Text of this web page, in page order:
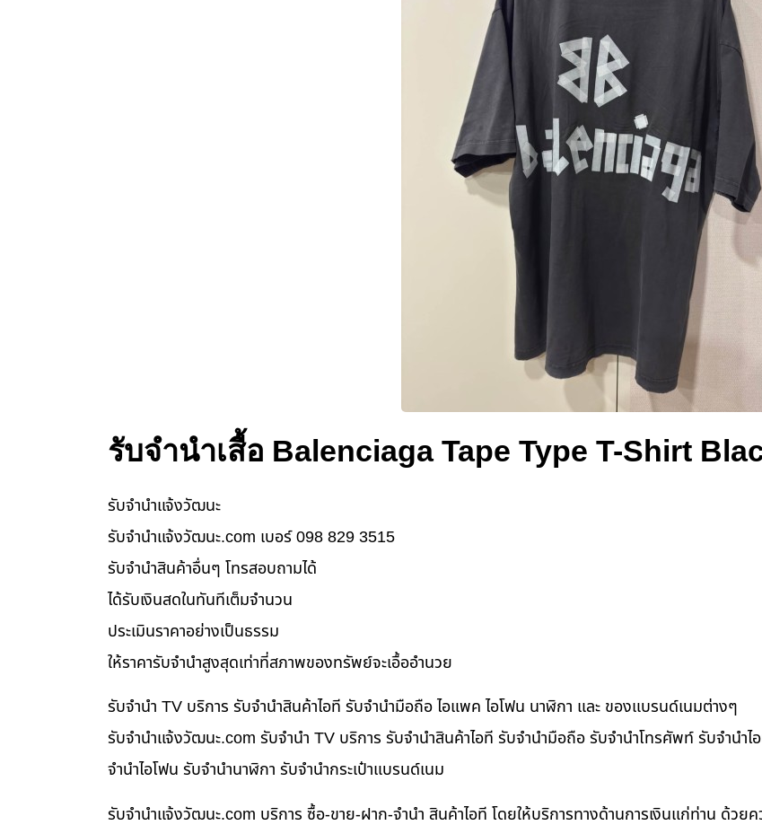
รับจำนำเสื้อ Balenciaga Tape Type T-Shirt
รับจํานําแจ้งวัฒนะ
รับจํานําแจ้งวัฒนะ.com เบอร์ 098 829 3515
รับจำนำสินค้าอื่นๆ โทรสอบถามได้
ได้รับเงินสดในทันทีเต็มจำนวน
ประเมินราคาอย่างเป็นธรรม
ให้ราคารับจำนำสูงสุดเท่าที่สภาพของทรัพย์จะเอื้ออำนวย
รับจำนำ TV บริการ รับจำนำสินค้าไอที รับจำนำมือถือ ไอแพค ไอโฟน นาฬิกา และ ของแบรนด์เนมต่างๆ
รับจํานําแจ้งวัฒนะ.com รับจำนำ TV บริการ รับจำนำสินค้าไอที รับจำนำมือถือ รับจำนำโทรศัพท์ รับจำนำ
จำนำไอโฟน รับจำนำนาฬิกา รับจำนำกระเป๋าแบรนด์เนม
รับจํานําแจ้งวัฒนะ.com บริการ ซื้อ-ขาย-ฝาก-จำนำ สินค้าไอที โดยให้บริการทางด้านการเงินแก่ท่าน ด้วยค